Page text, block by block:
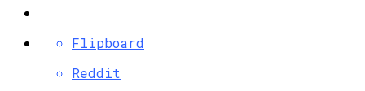
Flipboard
Reddit